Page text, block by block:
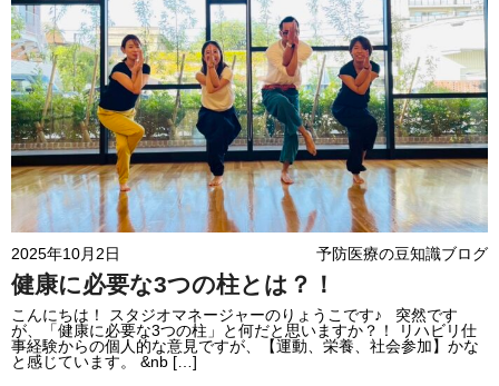
2025年10月2日 予防医療の豆知識ブログ
健康に必要な3つの柱とは？！
こんにちは！ スタジオマネージャーのりょうこです♪ 突然です
が、「健康に必要な3つの柱」と何だと思いますか？！ リハビリ仕
事経験からの個人的な意見ですが、【運動、栄養、社会参加】かな
と感じています。 &nb […]